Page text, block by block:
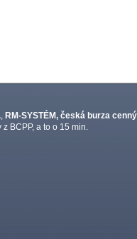
RM-SYSTÉM, česká burza
BCPP, a to o 15 min.